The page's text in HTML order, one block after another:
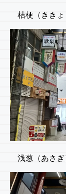
桔梗（きき
浅葱（あさ